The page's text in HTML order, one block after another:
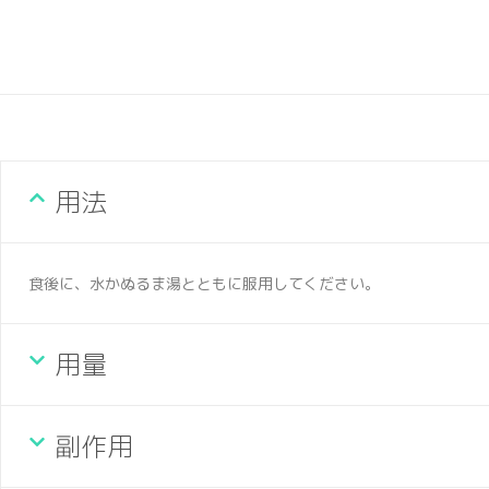
用法
食後に、水かぬるま湯とともに服用してください。
用量
副作用